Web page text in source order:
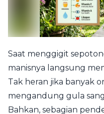
Saat menggigit
manisnya langsung
Tak heran jika banyak
mengandung gula
Bahkan, sebagian